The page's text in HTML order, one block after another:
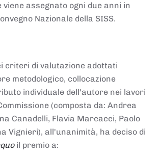
viene assegnato ogni due anni in
Nazionale della SISS.
criteri di valutazione adottati
metodologico, collocazione
individuale dell'autore nei lavori
(composta da: Andrea
Canadelli, Flavia Marcacci, Paolo
Vignieri), all'unanimità, ha deciso di
il premio a: